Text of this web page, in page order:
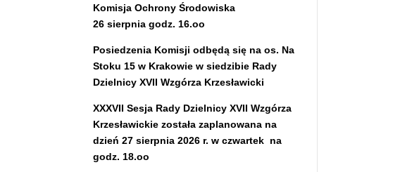
Komisja Ochrony Środowiska
26 sierpnia godz. 16.oo
Posiedzenia Komisji odbędą się na os. Na
Stoku 15 w Krakowie w siedzibie Rady
Dzielnicy XVII Wzgórza Krzesławicki
XXXVII Sesja Rady Dzielnicy XVII Wzgórza
Krzesławickie została zaplanowana na
dzień 27 sierpnia 2026 r. w czwartek na
godz. 18.oo